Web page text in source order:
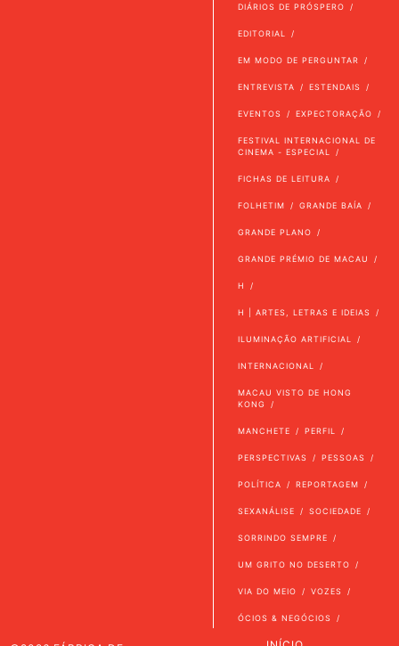
DIÁRIOS DE PRÓSPERO
EDITORIAL
EM MODO DE PERGUNTAR
ENTREVISTA ESTENDAIS
EVENTOS EXPECTORAÇÃO
FESTIVAL INTERNACIONAL DE
CINEMA - ESPECIAL
FICHAS DE LEITURA
FOLHETIM GRANDE BAÍA
GRANDE PLANO
GRANDE PRÉMIO DE MACAU
H
H | ARTES, LETRAS E IDEIAS
ILUMINAÇÃO ARTIFICIAL
INTERNACIONAL
MACAU VISTO DE HONG
KONG
MANCHETE PERFIL
PERSPECTIVAS PESSOAS
POLÍTICA REPORTAGEM
SEXANÁLISE SOCIEDADE
SORRINDO SEMPRE
UM GRITO NO DESERTO
VIA DO MEIO VOZES
ÓCIOS & NEGÓCIOS